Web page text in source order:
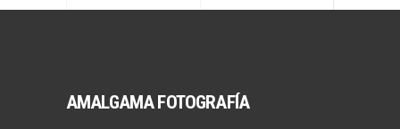
AMALGAMA FOTOGRAFÍA